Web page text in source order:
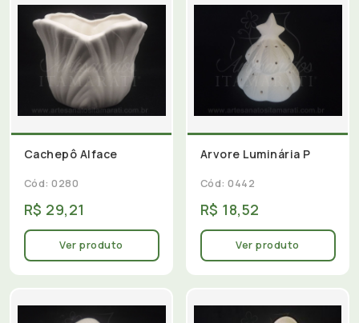
Cachepô Alface
Cód: 0280
R$ 29,21
Ver produto
Arvore Luminária P
Cód: 0442
R$ 18,52
Ver produto